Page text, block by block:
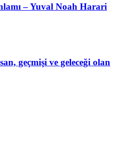
– Yuval Noah Harari
geçmişi ve geleceği olan